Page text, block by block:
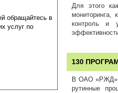
Для этого
мониторинга,
контроль и
130
В ОАО «РЖД»
рутинные
обращайтесь в
услуг по